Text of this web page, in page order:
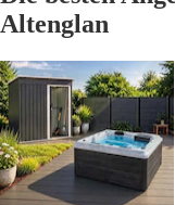
Altenglan